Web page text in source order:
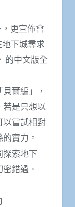
更宣佈會
地下城尋求
的中文版全
爾編」，
若是只想以
以嘗試相對
實力。
探索地下
錯過。